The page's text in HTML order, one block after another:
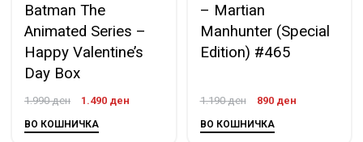
Batman The
Animated Series –
Happy Valentine’s
Day Box
1.990ден 1.490 ден
ВО КОШНИЧКА
– Martian
Manhunter (Special
Edition) #465
1.190ден 890 ден
ВО КОШНИЧКА